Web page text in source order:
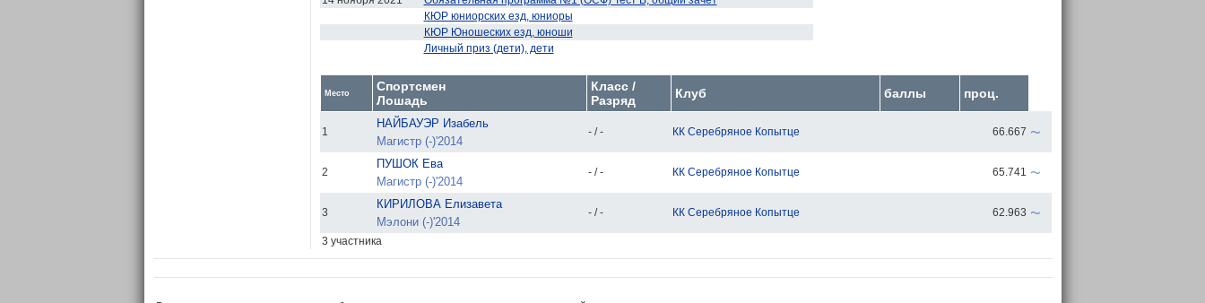
КЮР юниорских езд, юниоры
КЮР Юношеских езд, юноши
Личный приз (дети), дети
Место
Спортсмен
Лошадь
Класс /
Разряд
Клуб баллы проц.
1
НАЙБАУЭР Изабель
Магистр (-)'2014
- / - КК Серебряное Копытце 66.667 ~
2
ПУШОК Ева
Магистр (-)'2014
- / - КК Серебряное Копытце 65.741 ~
3
КИРИЛОВА Елизавета
Мэлони (-)'2014
- / - КК Серебряное Копытце 62.963 ~
3 участника